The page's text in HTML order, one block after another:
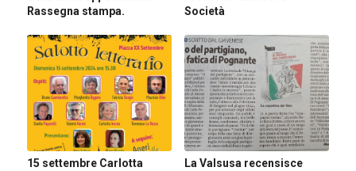
Rassegna stampa.
Società
15 settembre Carlotta
La Valsusa recensisce